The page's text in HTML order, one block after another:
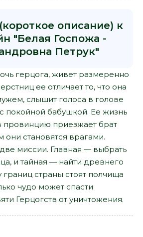
описание) к
"Белая Госпожа -
Петрук"
герцога, живет размеренно
ее отличает то, что она
слышит голоса в голове
покойной бабушкой. Ее жизнь
провинцию приезжает брат
они становятся врагами.
миссии. Главная — выбрать
и тайная — найти древнего
границ страны стоят полчища
чудо может спасти
Герцогств от уничтожения.